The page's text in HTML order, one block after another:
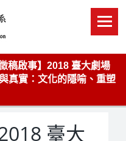
徵稿啟事】2018 臺大劇場
真實：文化的隱喻、重塑
臺大